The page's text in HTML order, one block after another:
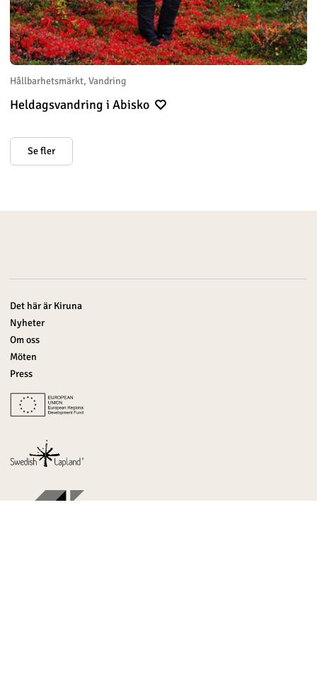
Hållbarhetsmärkt, Vandring
Heldagsvandring i Abisko
Se fler
Det här är Kiruna
Nyheter
Om oss
Möten
Press